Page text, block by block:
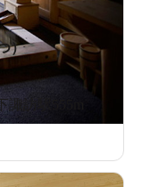
）
訪駅555m